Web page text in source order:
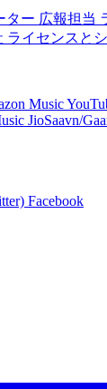
ター 広報担当
ライセンスと
Music
JioSaavn/
Facebook